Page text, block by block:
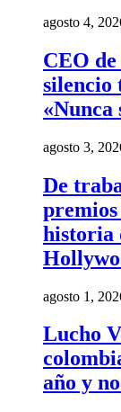
agosto 4,
CEO
silencio
agosto 3,
De
historia
agosto 1,
Lucho
año y